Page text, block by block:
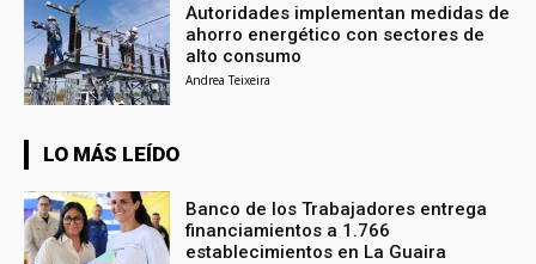
Autoridades implementan medidas de
ahorro energético con sectores de
alto consumo
Andrea Teixeira
LO MÁS LEÍDO
Banco de los Trabajadores entrega
financiamientos a 1.766
establecimientos en La Guaira